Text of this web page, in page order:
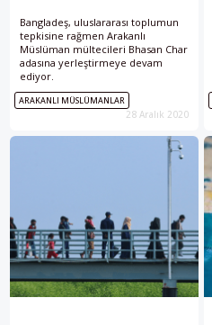
Bangladeş, uluslararası toplumun
tepkisine rağmen Arakanlı
Müslüman mültecileri Bhasan Char
adasına yerleştirmeye devam
ediyor.
ARAKANLI MÜSLÜMANLAR
28 Aralık 2020